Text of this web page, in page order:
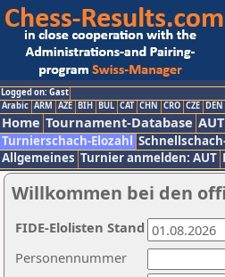
Logged on: Gast
Arabic ARM AZE BIH BUL CAT CHN CRO CZE DEN
Home Tournament-Database
Turnierschach-Elozahl
Allgemeines Turnier anmelden: AUT
Willkommen bei den
Personennummer
FIDE-Elolisten Stand